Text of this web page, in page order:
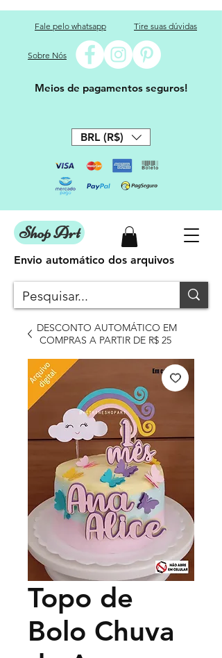
Fale pelo whatsapp Tire suas dúvidas
Sobre Nós
Meios de pagamentos seguros!
BRL (R$)
Shop Art
DESCONTO AUTOMÁTICO EM
COMPRAS A PARTIR DE R$ 25
Envio automático dos arquivos
Topo de
Bolo Chuva